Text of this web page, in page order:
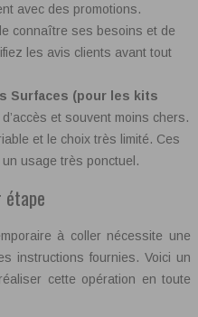
avec des promotions.
connaître ses besoins et de
les avis clients avant tout
Surfaces (pour les kits
et souvent moins chers.
et le choix très limité. Ces
usage très ponctuel.
étape
à coller nécessite une
instructions fournies. Voici un
cette opération en toute